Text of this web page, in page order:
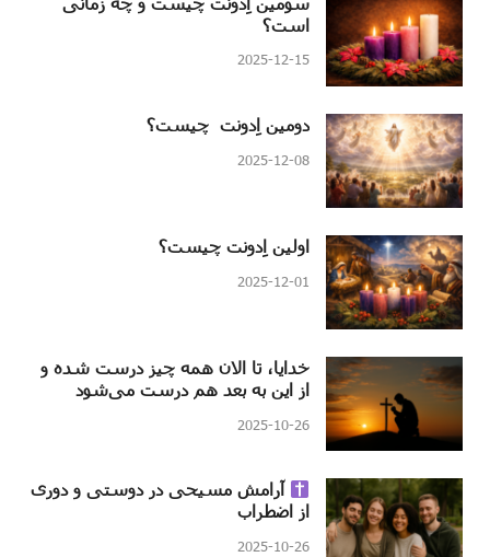
است؟
2025-12-15
دومین اِدونت چیست؟
2025-12-08
اولین اِدونت چیست؟
2025-12-01
خدایا، تا الان همه چیز درست شده و
از این به بعد هم درست می‌شود
2025-10-26
آرامش مسیحی در دوستی و دوری
از اضطراب
2025-10-26